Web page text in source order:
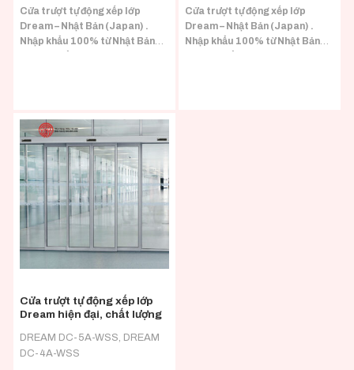
Cửa trượt tự động xếp lớp
Dream – Nhật Bản (Japan) .
Nhập khẩu 100% từ Nhật Bản
Cửa trượt tự động xếp lớp
Dream – Nhật Bản (Japan) .
Nhập khẩu 100% từ Nhật Bản
Cửa trượt tự động xếp lớp
Dream hiện đại, chất lượng
DREAM DC-5A-WSS, DREAM
DC-4A-WSS